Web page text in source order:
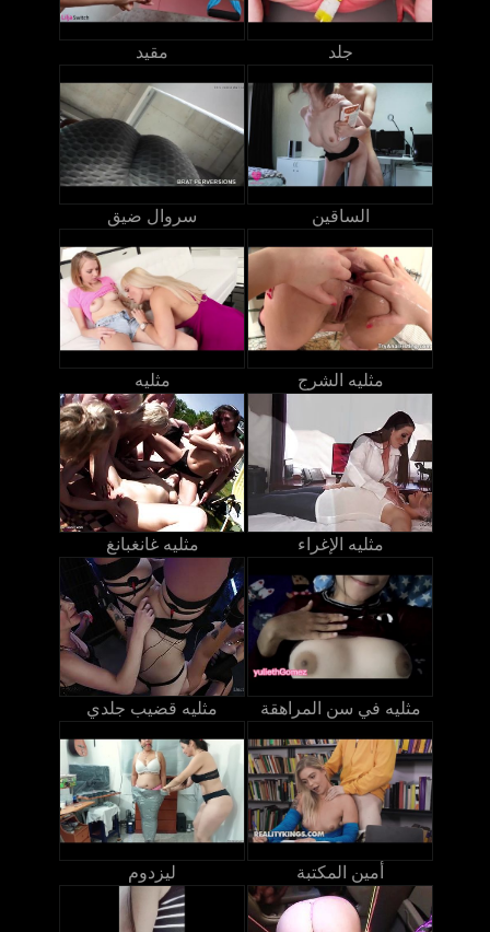
مقيد جلد
سروال ضيق الساقين
مثليه مثليه الشرج
مثليه غانغبانغ مثليه الإغراء
مثليه قضيب جلدي مثليه في سن المراهقة
ليزدوم أمين المكتبة